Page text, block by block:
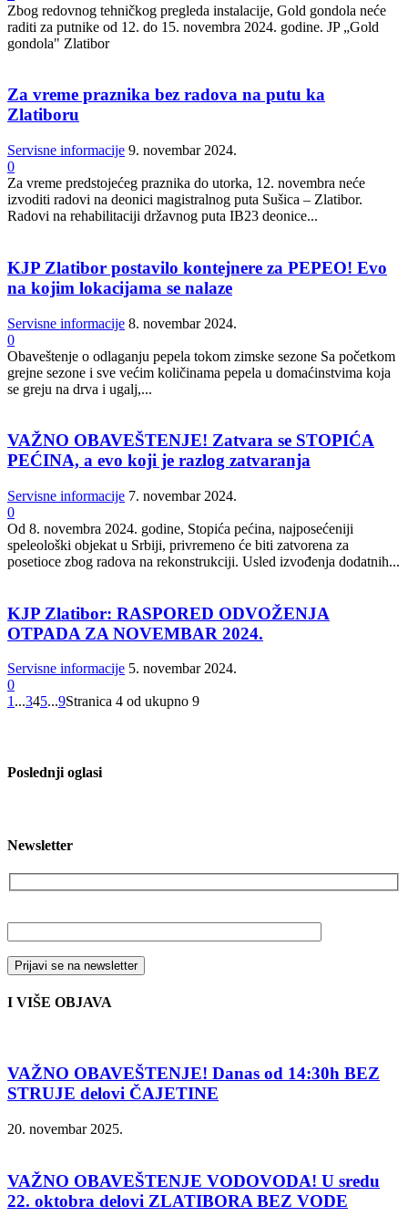
Zbog redovnog tehničkog pregleda instalacije, Gold gondola neće
raditi za putnike od 12. do 15. novembra 2024. godine. JP „Gold
gondola" Zlatibor
Za vreme praznika bez radova na putu ka
Zlatiboru
Servisne informacije 9. novembar 2024.
0
Za vreme predstojećeg praznika do utorka, 12. novembra neće
izvoditi radovi na deonici magistralnog puta Sušica – Zlatibor.
Radovi na rehabilitaciji državnog puta IB23 deonice...
KJP Zlatibor postavilo kontejnere za PEPEO! Evo
na kojim lokacijama se nalaze
Servisne informacije 8. novembar 2024.
0
Obaveštenje o odlaganju pepela tokom zimske sezone Sa početkom
grejne sezone i sve većim količinama pepela u domaćinstvima koja
se greju na drva i ugalj,...
VAŽNO OBAVEŠTENJE! Zatvara se STOPIĆA
PEĆINA, a evo koji je razlog zatvaranja
Servisne informacije 7. novembar 2024.
0
Od 8. novembra 2024. godine, Stopića pećina, najposećeniji
speleološki objekat u Srbiji, privremeno će biti zatvorena za
posetioce zbog radova na rekonstrukciji. Usled izvođenja dodatnih...
KJP Zlatibor: RASPORED ODVOŽENJA
OTPADA ZA NOVEMBAR 2024.
Servisne informacije 5. novembar 2024.
0
1 ...345...9Stranica 4 od ukupno 9
Poslednji oglasi
Newsletter
I VIŠE OBJAVA
VAŽNO OBAVEŠTENJE! Danas od 14:30h BEZ
STRUJE delovi ČAJETINE
20. novembar 2025.
VAŽNO OBAVEŠTENJE VODOVODA! U sredu
22. oktobra delovi ZLATIBORA BEZ VODE